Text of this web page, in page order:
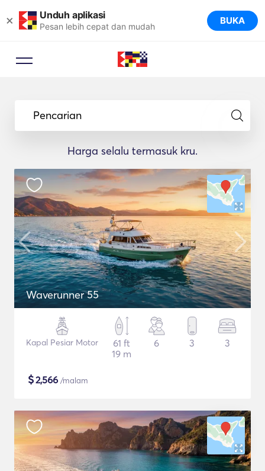
× Unduh aplikasi
Pesan lebih cepat dan mudah BUKA
Pencarian
Harga selalu termasuk kru.
Waverunner 55
Kapal Pesiar Motor
61 ft
19 m
6 3 3
$2,566 /malam